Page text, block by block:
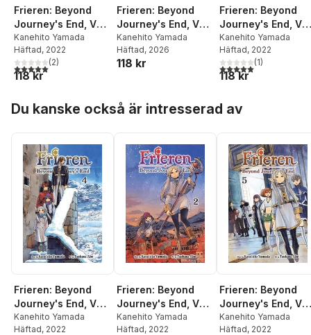
Frieren: Beyond
Journey's End, Vol.
1
Kanehito Yamada
Häftad, 2022
5,0utav 5 stjärnor. Totalt antal röster:
(2)
118 kr
Frieren: Beyond
Journey's End, Vol.
14
Kanehito Yamada
Häftad, 2026
118 kr
Frieren: Beyond
Journey's End,
2
Kanehito Yamada
Häftad, 2022
5,0utav 5 stjärnor.
(1)
118 kr
Du kanske också är intresserad av
Frieren: Beyond
Journey's End, Vol.
4
Kanehito Yamada
Häftad, 2022
Frieren: Beyond
Journey's End, Vol.
2
Kanehito Yamada
Häftad, 2022
Frieren: Beyond
Journey's End,
5
Kanehito Yamada
Häftad, 2022